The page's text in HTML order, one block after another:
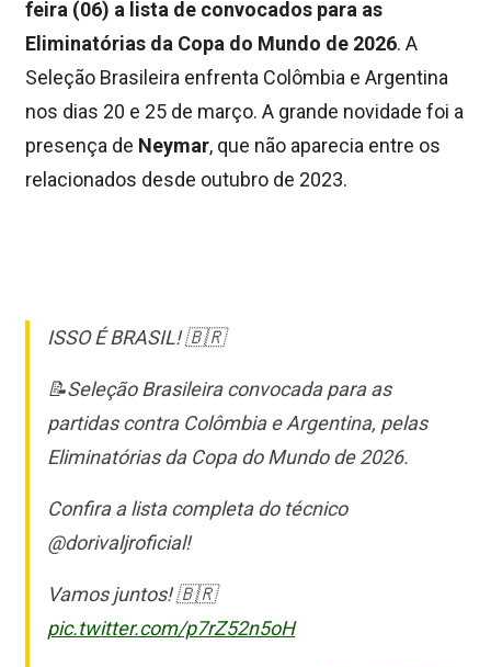
feira (06) a lista de convocados para as
Eliminatórias da Copa do Mundo de 2026. A
Seleção Brasileira enfrenta Colômbia e Argentina
nos dias 20 e 25 de março. A grande novidade foi a
presença de Neymar, que não aparecia entre os
relacionados desde outubro de 2023.
ISSO É BRASIL! 🇧🇷
📝Seleção Brasileira convocada para as
partidas contra Colômbia e Argentina, pelas
Eliminatórias da Copa do Mundo de 2026.
Confira a lista completa do técnico
@dorivaljroficial!
Vamos juntos! 🇧🇷
pic.twitter.com/p7rZ52n5oH